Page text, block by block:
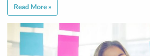
Read More »